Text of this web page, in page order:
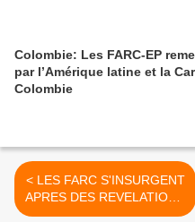
Colombie: Les FARC-EP
par l’Amérique latine et la
Colombie
< LES FARC S'INSURGENT
APRES DES REVELATIONS
SUR L'AIDE SECRETE DE